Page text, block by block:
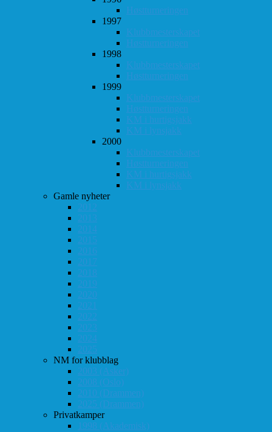
Høstturneringen
1997
Klubbmesterskapet
Høstturneringen
1998
Klubbmesterskapet
Høstturneringen
1999
Klubbmesterskapet
Høstturneringen
KM i hurtigsjakk
KM i lynsjakk
2000
Klubbmesterskapet
Høstturneringen
KM i hurtigsjakk
KM i lynsjakk
Gamle nyheter
2012
2013
2014
2015
2016
2017
2018
2019
2020
2021
2022
2023
2024
2025
NM for klubblag
2003 (Asker)
2008 (Oslo)
2010 (Drammen)
2025 (Drammen)
Privatkamper
1998 (Akademisk)